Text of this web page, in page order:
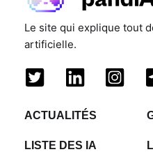
Le site qui explique tout
artificielle.
ACTUALITÉS
LISTE DES IA